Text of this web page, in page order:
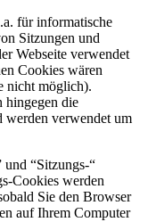
für informatische
Sitzungen und
Webseite verwendet
Cookies wären
nicht möglich).
hingegen die
verwendet um
“Sitzungs-“
Cookies werden
Sie den Browser
auf Ihrem Computer